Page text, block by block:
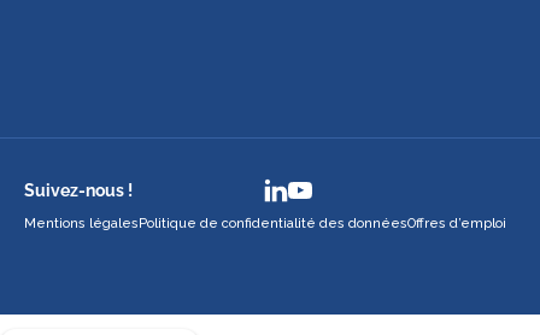
Suivez-nous !
Mentions légalesPolitique de confidentialité des donnéesOffres d’emploi